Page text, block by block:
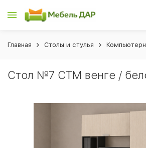
Главная Столы и стулья
Стол №7 СТМ венге /